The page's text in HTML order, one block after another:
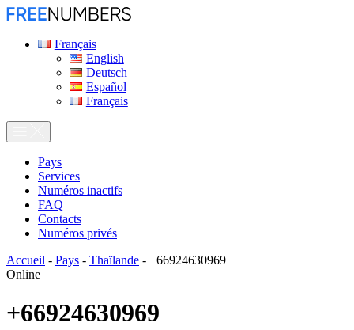
Français
English
Deutsch
Español
Français
Pays
Services
Numéros inactifs
FAQ
Contacts
Numéros privés
Accueil - Pays - Thaïlande - +66924630969
Online
+66924630969